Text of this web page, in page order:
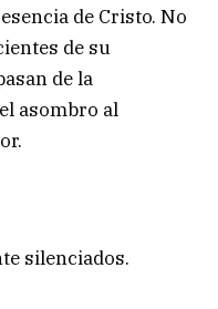
de Cristo. No
de su
de la
asombro al
silenciados.